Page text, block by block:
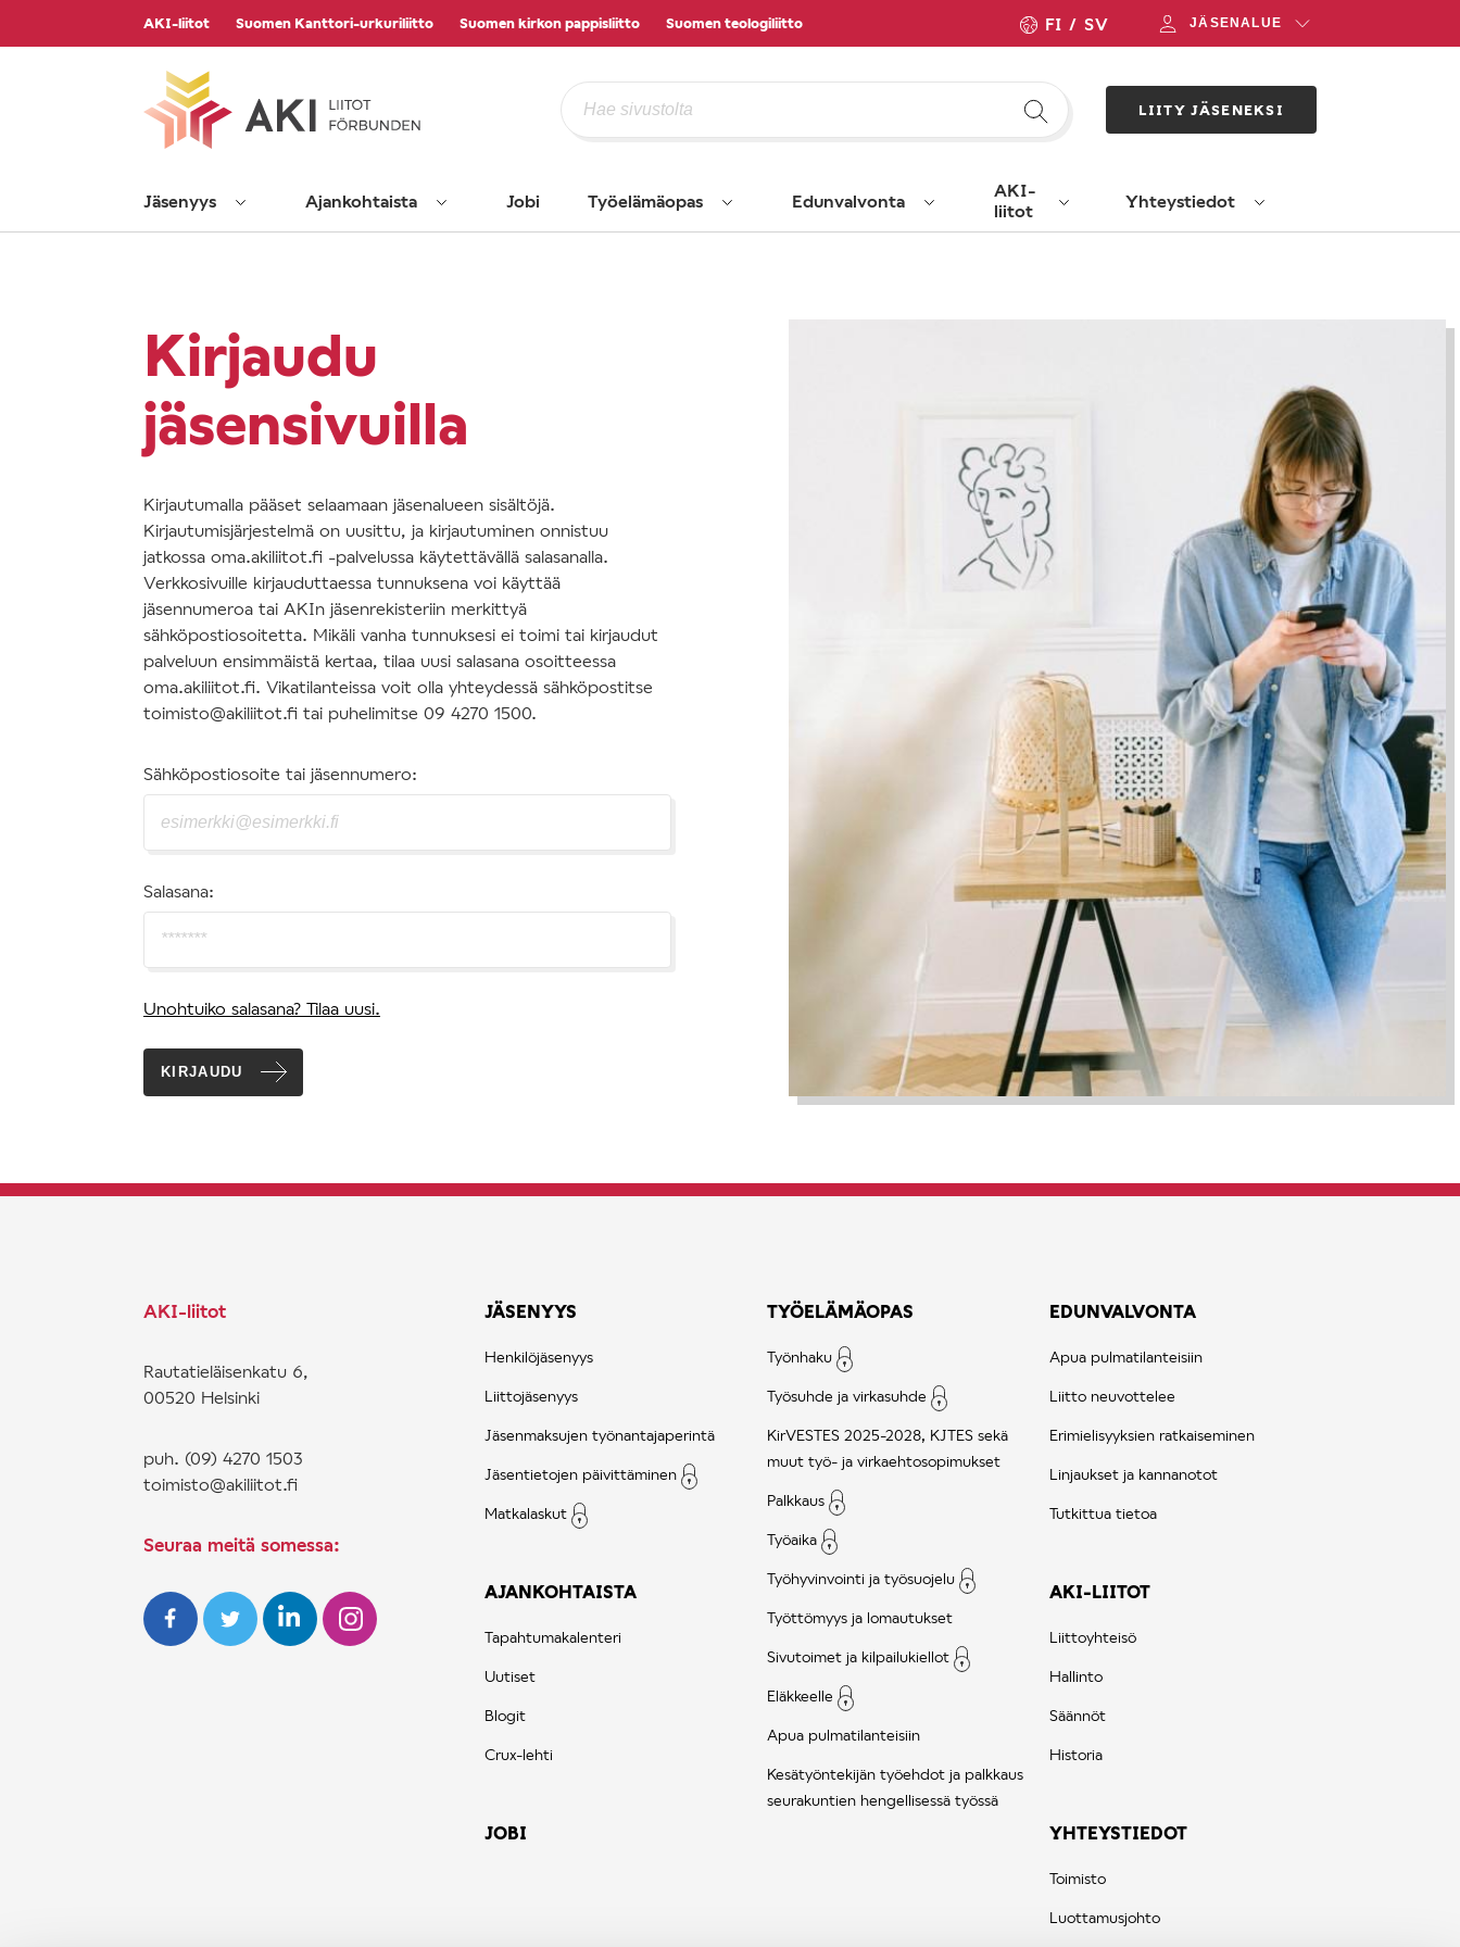
AKI-liitot Suomen Kanttori-urkuriliitto Suomen kirkon pappisliitto Suomen teologiliitto FI SV JÄSENALUE
LIITY JÄSENEKSI
Jäsenyys Ajankohtaista Jobi Työelämäopas Edunvalvonta
AKI-
liitot
Yhteystiedot
Kirjaudu
jäsensivuilla
Kirjautumalla pääset selaamaan jäsenalueen sisältöjä.
Kirjautumisjärjestelmä on uusittu, ja kirjautuminen onnistuu
jatkossa oma.akiliitot.fi -palvelussa käytettävällä salasanalla.
Verkkosivuille kirjauduttaessa tunnuksena voi käyttää
jäsennumeroa tai AKIn jäsenrekisteriin merkittyä
sähköpostiosoitetta. Mikäli vanha tunnuksesi ei toimi tai kirjaudut
palveluun ensimmäistä kertaa, tilaa uusi salasana osoitteessa
oma.akiliitot.fi. Vikatilanteissa voit olla yhteydessä sähköpostitse
toimisto@akiliitot.fi tai puhelimitse 09 4270 1500.
Sähköpostiosoite tai jäsennumero:
Salasana:
Unohtuiko salasana? Tilaa uusi.
KIRJAUDU
AKI-liitot
Rautatieläisenkatu 6,
00520 Helsinki
puh. (09) 4270 1503
toimisto@akiliitot.fi
Seuraa meitä somessa:
JÄSENYYS
Henkilöjäsenyys
Liittojäsenyys
Jäsenmaksujen työnantajaperintä
Jäsentietojen päivittäminen
Matkalaskut
AJANKOHTAISTA
Tapahtumakalenteri
Uutiset
Blogit
Crux-lehti
JOBI
TYÖELÄMÄOPAS
Työnhaku
Työsuhde ja virkasuhde
KirVESTES 2025-2028, KJTES sekä
muut työ- ja virkaehtosopimukset
Palkkaus
Työaika
Työhyvinvointi ja työsuojelu
Työttömyys ja lomautukset
Sivutoimet ja kilpailukiellot
Eläkkeelle
Apua pulmatilanteisiin
Kesätyöntekijän työehdot ja palkkaus
seurakuntien hengellisessä työssä
EDUNVALVONTA
Apua pulmatilanteisiin
Liitto neuvottelee
Erimielisyyksien ratkaiseminen
Linjaukset ja kannanotot
Tutkittua tietoa
AKI-LIITOT
Liittoyhteisö
Hallinto
Säännöt
Historia
YHTEYSTIEDOT
Toimisto
Luottamusjohto